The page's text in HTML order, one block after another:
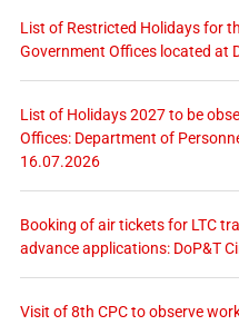
List of Restricted Holidays for
Government Offices located at
List of Holidays 2027 to be
Offices: Department of
16.07.2026
Booking of air tickets for LTC
advance applications: DoP&T
Visit of 8th CPC to observe